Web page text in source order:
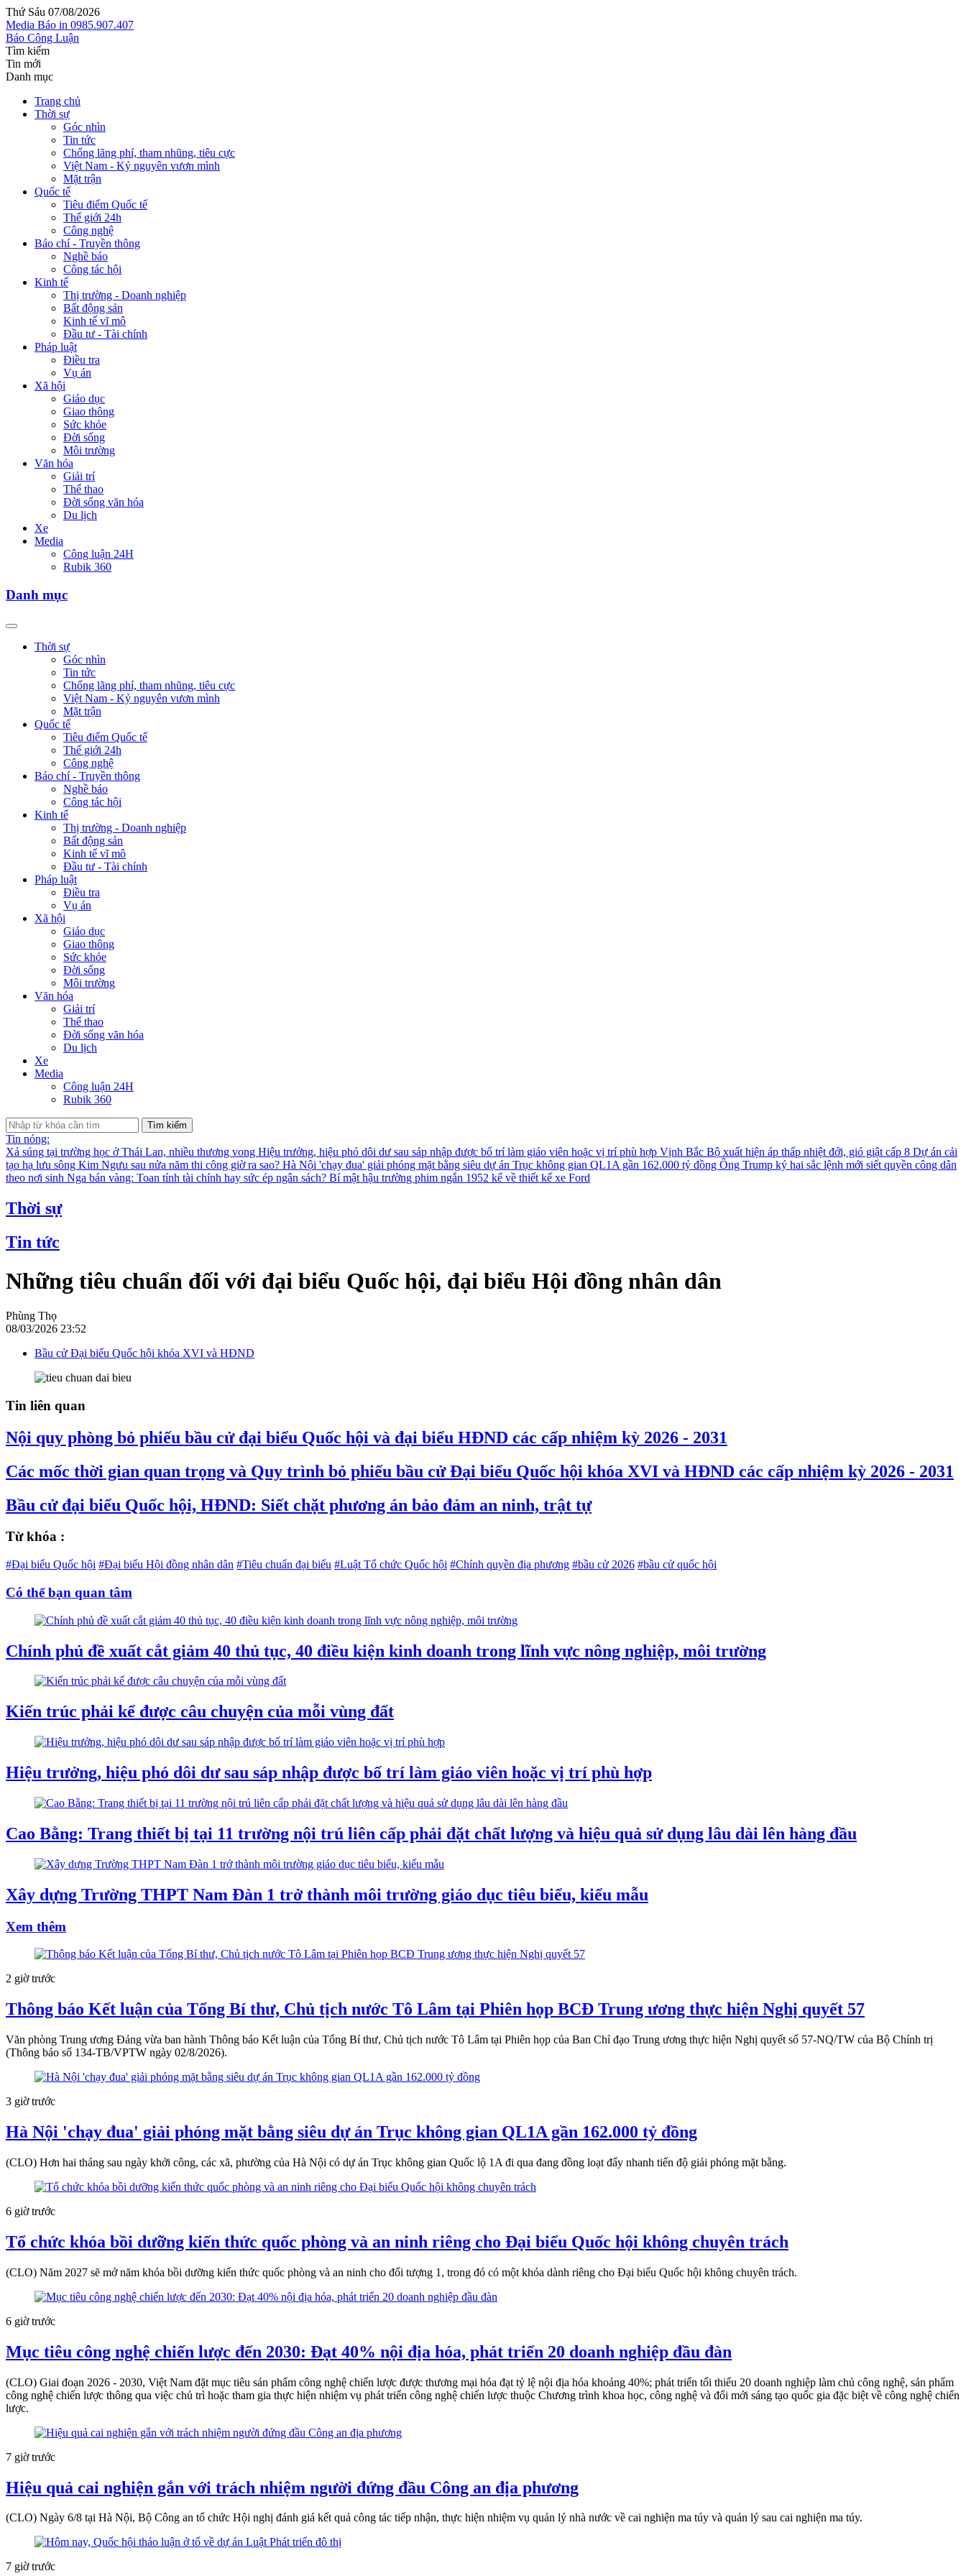
Thứ Sáu 07/08/2026
Media Báo in 0985.907.407
Báo Công Luận
Tìm kiếm
Tin mới
Danh mục
Trang chủ
Thời sự
Góc nhìn
Tin tức
Chống lãng phí, tham nhũng, tiêu cực
Việt Nam - Kỷ nguyên vươn mình
Mặt trận
Quốc tế
Tiêu điểm Quốc tế
Thế giới 24h
Công nghệ
Báo chí - Truyền thông
Nghề báo
Công tác hội
Kinh tế
Thị trường - Doanh nghiệp
Bất động sản
Kinh tế vĩ mô
Đầu tư - Tài chính
Pháp luật
Điều tra
Vụ án
Xã hội
Giáo dục
Giao thông
Sức khỏe
Đời sống
Môi trường
Văn hóa
Giải trí
Thể thao
Đời sống văn hóa
Du lịch
Xe
Media
Công luận 24H
Rubik 360
Danh mục
Thời sự
Góc nhìn
Tin tức
Chống lãng phí, tham nhũng, tiêu cực
Việt Nam - Kỷ nguyên vươn mình
Mặt trận
Quốc tế
Tiêu điểm Quốc tế
Thế giới 24h
Công nghệ
Báo chí - Truyền thông
Nghề báo
Công tác hội
Kinh tế
Thị trường - Doanh nghiệp
Bất động sản
Kinh tế vĩ mô
Đầu tư - Tài chính
Pháp luật
Điều tra
Vụ án
Xã hội
Giáo dục
Giao thông
Sức khỏe
Đời sống
Môi trường
Văn hóa
Giải trí
Thể thao
Đời sống văn hóa
Du lịch
Xe
Media
Công luận 24H
Rubik 360
Tìm kiếm
Tin nóng:
Xả súng tại trường học ở Thái Lan, nhiều thương vong Hiệu trưởng, hiệu phó dôi dư sau sáp nhập được bố trí làm giáo viên hoặc vị trí phù hợp Vịnh Bắc Bộ xuất hiện áp thấp nhiệt đới, gió giật cấp 8 Dự án cải
tạo hạ lưu sông Kim Ngưu sau nửa năm thi công giờ ra sao? Hà Nội 'chạy đua' giải phóng mặt bằng siêu dự án Trục không gian QL1A gần 162.000 tỷ đồng Ông Trump ký hai sắc lệnh mới siết quyền công dân
theo nơi sinh Nga bán vàng: Toan tính tài chính hay sức ép ngân sách? Bí mật hậu trường phim ngắn 1952 kể về thiết kế xe Ford
Thời sự
Tin tức
Những tiêu chuẩn đối với đại biểu Quốc hội, đại biểu Hội đồng nhân dân
Phùng Thọ
08/03/2026 23:52
Bầu cử Đại biểu Quốc hội khóa XVI và HĐND
Tin liên quan
Nội quy phòng bỏ phiếu bầu cử đại biểu Quốc hội và đại biểu HĐND các cấp nhiệm kỳ 2026 - 2031
Các mốc thời gian quan trọng và Quy trình bỏ phiếu bầu cử Đại biểu Quốc hội khóa XVI và HĐND các cấp nhiệm kỳ 2026 - 2031
Bầu cử đại biểu Quốc hội, HĐND: Siết chặt phương án bảo đảm an ninh, trật tự
Từ khóa :
#Đại biểu Quốc hội #Đại biểu Hội đồng nhân dân #Tiêu chuẩn đại biểu #Luật Tổ chức Quốc hội #Chính quyền địa phương #bầu cử 2026 #bầu cử quốc hội
Có thể bạn quan tâm
Chính phủ đề xuất cắt giảm 40 thủ tục, 40 điều kiện kinh doanh trong lĩnh vực nông nghiệp, môi trường
Kiến trúc phải kể được câu chuyện của mỗi vùng đất
Hiệu trưởng, hiệu phó dôi dư sau sáp nhập được bố trí làm giáo viên hoặc vị trí phù hợp
Cao Bằng: Trang thiết bị tại 11 trường nội trú liên cấp phải đặt chất lượng và hiệu quả sử dụng lâu dài lên hàng đầu
Xây dựng Trường THPT Nam Đàn 1 trở thành môi trường giáo dục tiêu biểu, kiểu mẫu
Xem thêm
2 giờ trước
Thông báo Kết luận của Tổng Bí thư, Chủ tịch nước Tô Lâm tại Phiên họp BCĐ Trung ương thực hiện Nghị quyết 57
Văn phòng Trung ương Đảng vừa ban hành Thông báo Kết luận của Tổng Bí thư, Chủ tịch nước Tô Lâm tại Phiên họp của Ban Chỉ đạo Trung ương thực hiện Nghị quyết số 57-NQ/TW của Bộ Chính trị
(Thông báo số 134-TB/VPTW ngày 02/8/2026).
3 giờ trước
Hà Nội 'chạy đua' giải phóng mặt bằng siêu dự án Trục không gian QL1A gần 162.000 tỷ đồng
(CLO) Hơn hai tháng sau ngày khởi công, các xã, phường của Hà Nội có dự án Trục không gian Quốc lộ 1A đi qua đang đồng loạt đẩy nhanh tiến độ giải phóng mặt bằng.
6 giờ trước
Tổ chức khóa bồi dưỡng kiến thức quốc phòng và an ninh riêng cho Đại biểu Quốc hội không chuyên trách
(CLO) Năm 2027 sẽ mở năm khóa bồi dưỡng kiến thức quốc phòng và an ninh cho đối tượng 1, trong đó có một khóa dành riêng cho Đại biểu Quốc hội không chuyên trách.
6 giờ trước
Mục tiêu công nghệ chiến lược đến 2030: Đạt 40% nội địa hóa, phát triển 20 doanh nghiệp đầu đàn
(CLO) Giai đoạn 2026 - 2030, Việt Nam đặt mục tiêu sản phẩm công nghệ chiến lược được thương mại hóa đạt tỷ lệ nội địa hóa khoảng 40%; phát triển tối thiểu 20 doanh nghiệp làm chủ công nghệ, sản phẩm
công nghệ chiến lược thông qua việc chủ trì hoặc tham gia thực hiện nhiệm vụ phát triển công nghệ chiến lược thuộc Chương trình khoa học, công nghệ và đổi mới sáng tạo quốc gia đặc biệt về công nghệ chiến
lược.
7 giờ trước
Hiệu quả cai nghiện gắn với trách nhiệm người đứng đầu Công an địa phương
(CLO) Ngày 6/8 tại Hà Nội, Bộ Công an tổ chức Hội nghị đánh giá kết quả công tác tiếp nhận, thực hiện nhiệm vụ quản lý nhà nước về cai nghiện ma túy và quản lý sau cai nghiện ma túy.
7 giờ trước